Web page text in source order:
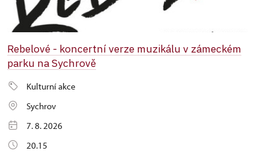
Rebelové - koncertní verze muzikálu v zámeckém
parku na Sychrově
Kulturní akce
Sychrov
7. 8. 2026
20.15